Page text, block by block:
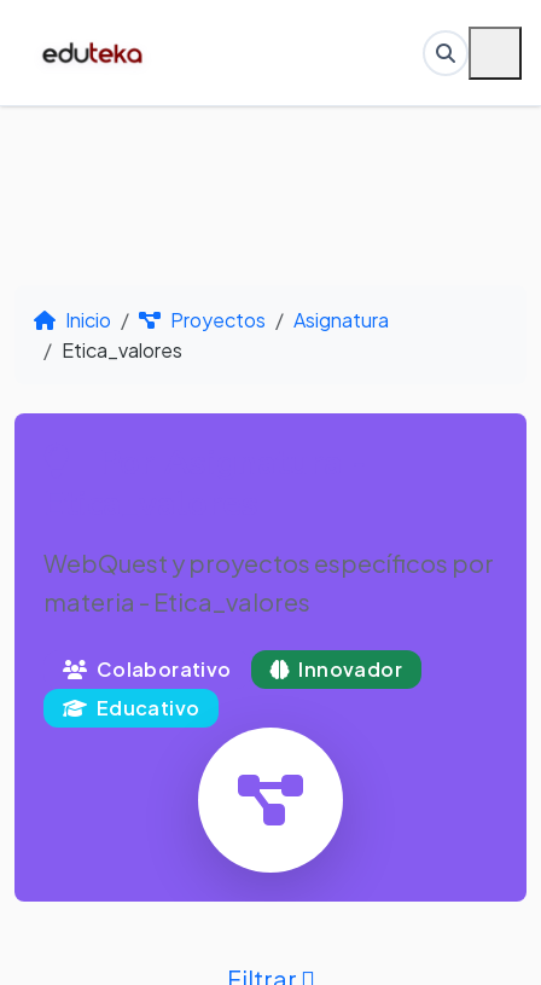
Inicio Proyectos
Asignatura
Etica_valores
WebQuest y proyectos específicos por
materia - Etica_valores
Colaborativo
Innovador
Educativo
Filtrar